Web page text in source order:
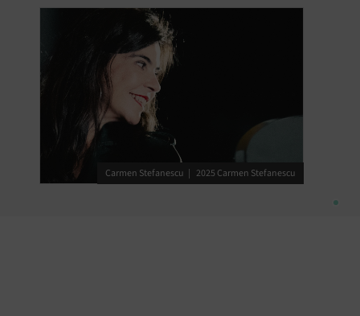
Media Container überspringen
Carmen Stefanescu 2025 Carmen Stefanescu